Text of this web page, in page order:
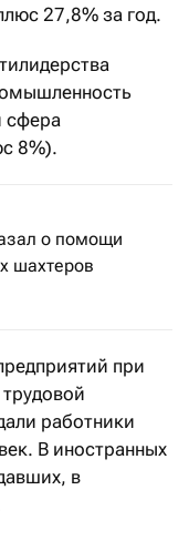
27,8% за год.
сфера
8%).
о помощи
шахтеров
при
работники
В иностранных
в